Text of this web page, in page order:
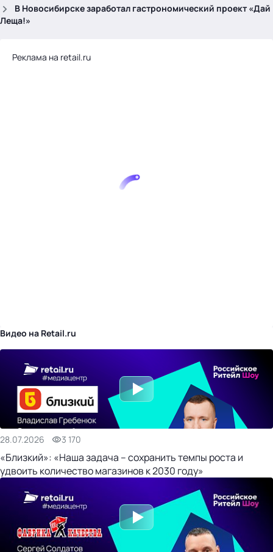
В Новосибирске заработал гастрономический проект «Дай
Леща!»
Реклама на retail.ru
Видео на Retail.ru
28.07.2026 3 170
«Близкий»: «Наша задача – сохранить темпы роста и
удвоить количество магазинов к 2030 году»